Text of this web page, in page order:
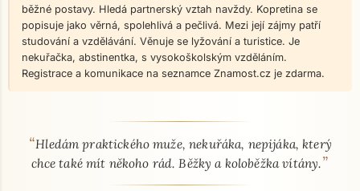
běžné postavy. Hledá partnerský vztah navždy. Kopretina se
popisuje jako věrná, spolehlivá a pečlivá. Mezi její zájmy patří
studování a vzdělávání. Věnuje se lyžování a turistice. Je
nekuřačka, abstinentka, s vysokoškolským vzděláním.
Registrace a komunikace na seznamce Znamost.cz je zdarma.
O mně - seznamka profil
“Hledám praktického muže, nekuřáka, nepijáka, který
chce také mít někoho rád. Běžky a koloběžka vítány.”